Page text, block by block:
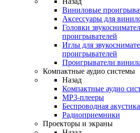
Виниловые
Аксессуары для
Головки
проигрывателей
Иглы для
проигрывателей
Проигрыватели
Компактные аудио системы
Назад
Компактные аудио
MP3-плееры
Беспроводная
Радиоприемники
Проекторы и экраны